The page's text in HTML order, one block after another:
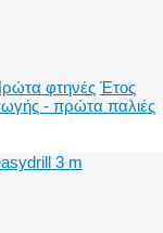
φτηνές Έτος
- πρώτα παλιές